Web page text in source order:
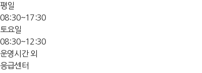
평일
08:30~17:30
토요일
08:30~12:30
운영시간 외
응급센터